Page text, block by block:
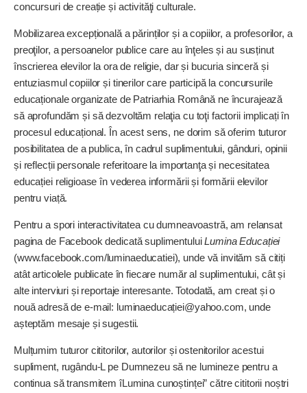
concursuri de creație și activităţi culturale.
Mobilizarea excepțională a părinților și a copiilor, a profesorilor, a
preoţilor, a persoanelor publice care au înţeles și au susținut
înscrierea elevilor la ora de religie, dar și bucuria sinceră și
entuziasmul copiilor și tinerilor care participă la concursurile
educaționale organizate de Patriarhia Română ne încurajează
să aprofundăm și să dezvoltăm relaţia cu toţi factorii implicați în
procesul educațional. În acest sens, ne dorim să oferim tuturor
posibilitatea de a publica, în cadrul suplimentului, gânduri, opinii
și reflecții personale referitoare la importanţa și necesitatea
educației religioase în vederea informării și formării elevilor
pentru viață.
Pentru a spori interactivitatea cu dumneavoastră, am relansat
pagina de Facebook dedicată suplimentuluiLumina Educației
(www.facebook.com/luminaeducatiei), unde vă invităm să citiți
atât articolele publicate în fiecare număr al suplimentului, cât și
alte interviuri și reportaje interesante. Totodată, am creat și o
nouă adresă de e-mail: luminaeducației@yahoo.com, unde
aștep­tăm mesaje și sugestii.
Mulțumim tuturor cititorilor, autorilor și ostenitorilor acestui
supliment, rugându-L pe Dumnezeu să ne lumineze pentru a
continua să transmitem îLumina cunoștinței” către cititorii noștri